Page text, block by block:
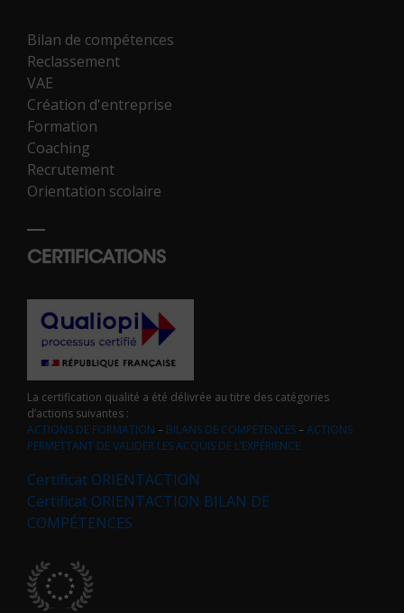
Bilan de compétences
Reclassement
VAE
Création d'entreprise
Formation
Coaching
Recrutement
Orientation scolaire
CERTIFICATIONS
La certification qualité a été délivrée au titre des catégories
d’actions suivantes :
ACTIONS DE FORMATION – BILANS DE COMPÉTENCES–ACTIONS
PERMETTANT DE VALIDER LES ACQUIS DE L’EXPÉRIENCE
Certificat ORIENTACTION
Certificat ORIENTACTION BILAN DE
COMPÉTENCES